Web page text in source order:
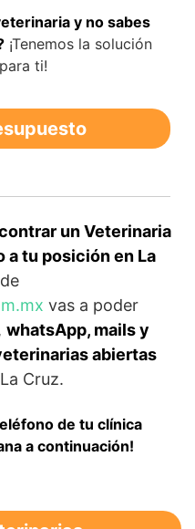
y no sabes
¡Tenemos la solución
ti!
un Veterinaria
a tu posición en La
vas a poder
whatsApp, mails y
abiertas
Cruz.
de tu clínica
a continuación!